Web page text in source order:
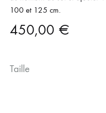
100 et 125 cm.
450,00 €
Taille